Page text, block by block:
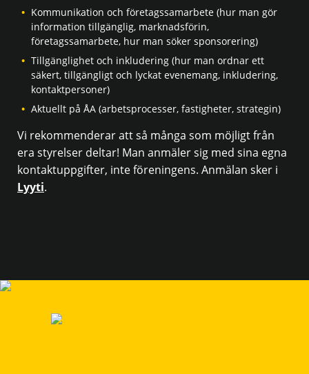
Kommunikation och företagssamarbete (hur man gör
information tillgänglig, marknadsförin,
företagssamarbete, hur man söker sponsorering)
Tillgänglighet och inkludering (hur man ordnar ett
säkert, tillgängligt och lyckat evenemang, inkludering,
kontaktpersoner)
Aktuellt på ÅA (arbetsprocesser, fastigheter, strategin)
Vi rekommenderar att så många som möjligt från
era styrelser deltar! Man anmäler sig med sina egna
kontaktuppgifter, inte föreningens. Anmälan sker i
Lyyti.